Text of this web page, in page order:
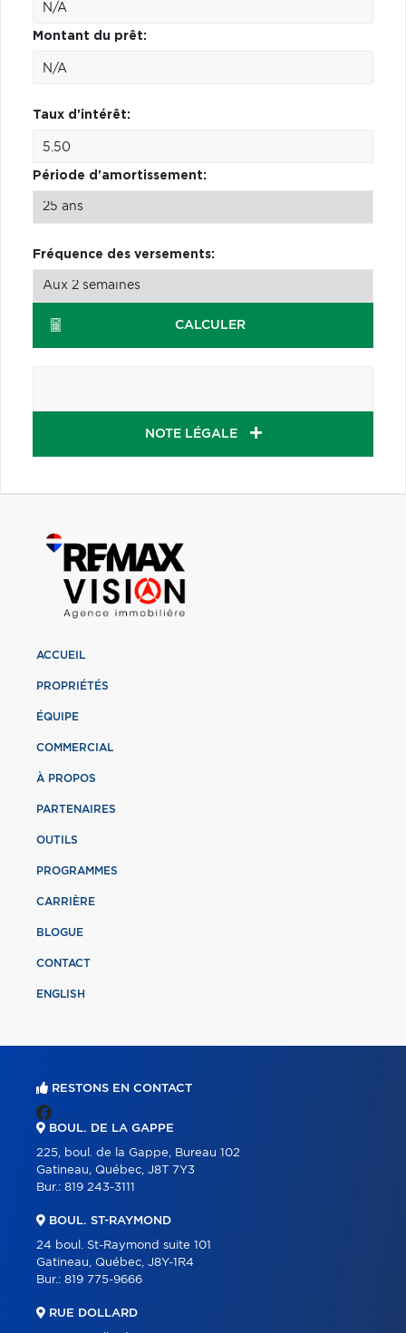
Montant du prêt:
Taux d'intérêt:
Période d'amortissement:
Fréquence des versements:
CALCULER
NOTE LÉGALE
ACCUEIL
PROPRIÉTÉS
ÉQUIPE
COMMERCIAL
À PROPOS
PARTENAIRES
OUTILS
PROGRAMMES
CARRIÈRE
BLOGUE
CONTACT
ENGLISH
RESTONS EN CONTACT
BOUL. DE LA GAPPE
225, boul. de la Gappe, Bureau 102
Gatineau, Québec, J8T 7Y3
Bur.: 819 243-3111
BOUL. ST-RAYMOND
24 boul. St-Raymond suite 101
Gatineau, Québec, J8Y-1R4
Bur.: 819 775-9666
RUE DOLLARD